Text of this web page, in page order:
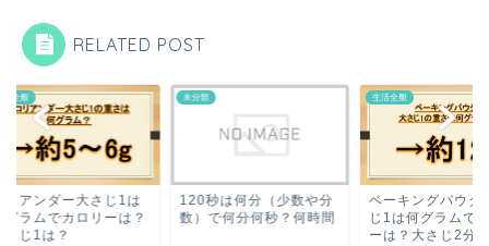
RELATED POST
アンダー大さじ1は
ラムでカロリーは？
じ1は？
未分類
120秒は何分（少数や分
数）で何分何秒？何時間
生活全般
ベーキングパウダー
じ1は何グラムでカ
ーは？大さじ2分の